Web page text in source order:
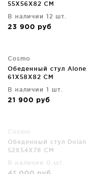
55X56X82 CM
В наличии 12 шт.
23 900 руб
Cosmo
Обеденный стул Alone
61X58X82 CM
В наличии 1 шт.
21 900 руб
Cosmo
Обеденный стул Dolan
52X54X78 CM
В наличии 0 шт.